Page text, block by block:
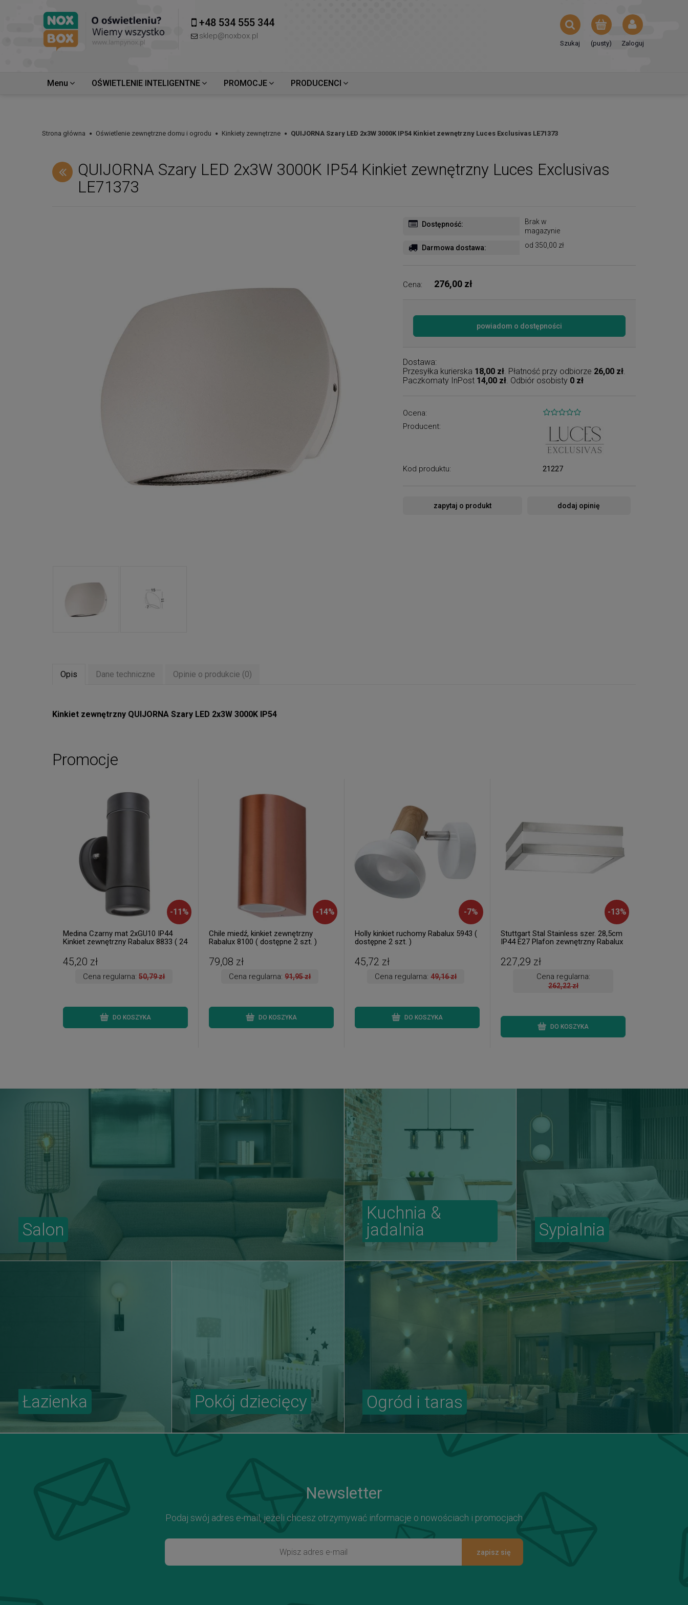
+48 534 555 344
sklep@noxbox.pl
(pusty) Zaloguj
Szukaj
Menu OŚWIETLENIE INTELIGENTNE PROMOCJE PRODUCENCI
Strona główna Oświetlenie zewnętrzne domu i ogrodu Kinkiety zewnętrzne QUIJORNA Szary LED 2x3W 3000K IP54 Kinkiet zewnętrzny Luces Exclusivas LE71373
QUIJORNA Szary LED 2x3W 3000K IP54 Kinkiet zewnętrzny Luces Exclusivas
LE71373
Dostępność:
Brak w
magazynie
Darmowa dostawa: od 350,00 zł
Cena: 276,00 zł
powiadom o dostępności
Dostawa:
Przesyłka kurierska 18,00 zł. Płatność przy odbiorze 26,00 zł.
Paczkomaty InPost 14,00 zł. Odbiór osobisty 0 zł
Ocena:
Producent:
Kod produktu: 21227
zapytaj o produkt dodaj opinię
Opis Dane techniczne Opinie o produkcie (0)
Kinkiet zewnętrzny QUIJORNA Szary LED 2x3W 3000K IP54
Promocje
-11 %
Medina Czarny mat 2xGU10 IP44
Kinkiet zewnętrzny Rabalux 8833 ( 24
45,20 zł
Cena regularna:50,79 zł
DO KOSZYKA
-14%
Chile miedź, kinkiet zewnętrzny
Rabalux 8100 ( dostępne 2 szt. )
79,08 zł
Cena regularna:91,95 zł
DO KOSZYKA
-7%
Holly kinkiet ruchomy Rabalux 5943 (
dostępne 2 szt. )
45,72 zł
Cena regularna:49,16 zł
DO KOSZYKA
-13%
Stuttgart Stal Stainless szer. 28,5cm
IP44 E27 Plafon zewnętrzny Rabalux
Wysyłka 24 h. )
227,29 zł
Cena regularna:
262,22 zł
DO KOSZYKA
Salon
Kuchnia &
jadalnia
Sypialnia
Ogród i taras
Łazienka Pokój dziecięcy
Newsletter
Podaj swój adres e-mail, jeżeli chcesz otrzymywać informacje o nowościach i promocjach
zapisz się